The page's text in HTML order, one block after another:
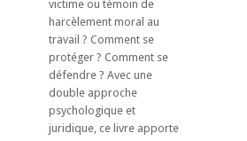
victime ou témoin de
harcèlement moral au
travail ? Comment se
protéger ? Comment se
défendre ? Avec une
double approche
psychologique et
juridique, ce livre apporte